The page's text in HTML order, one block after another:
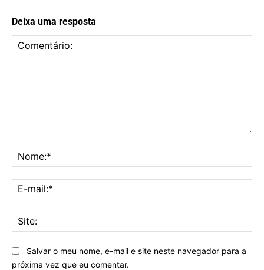
Deixa uma resposta
Salvar o meu nome, e-mail e site neste navegador para a
próxima vez que eu comentar.